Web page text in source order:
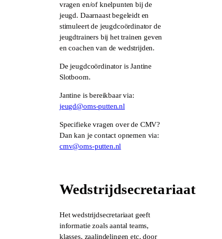
vragen en/of knelpunten bij de
jeugd. Daarnaast begeleidt en
stimuleert de jeugdcoördinator de
jeugdtrainers bij het trainen geven
en coachen van de wedstrijden.
De jeugdcoördinator is Jantine
Slotboom.
Jantine is bereikbaar via:
jeugd@oms-putten.nl
Specifieke vragen over de CMV?
Dan kan je contact opnemen via:
cmv@oms-putten.nl
Wedstrijdsecretariaat
Het wedstrijdsecretariaat geeft
informatie zoals aantal teams,
klasses, zaalindelingen etc. door